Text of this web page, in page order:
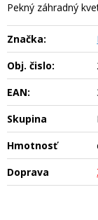
Pekný záhradný
Značka:
Obj. čislo:
EAN:
Skupina
Hmotnosť
Doprava